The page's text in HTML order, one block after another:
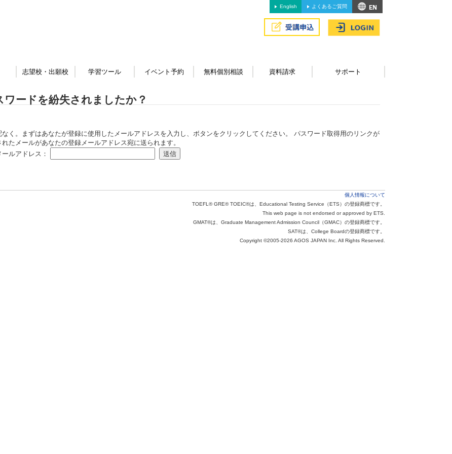
English よくあるご質問
志望校・出願校 学習ツール イベント予約 無料個別相談 資料請求 サポート
ワードを紛失されましたか？
なく。まずはあなたが登録に使用したメールアドレスを入力し、ボタンをクリックしてください。 パスワード取得用のリンクが
れたメールがあなたの登録メールアドレス宛に送られます。
ールアドレス：
個人情報について
TOEFL® GRE® TOEIC®は、Educational Testing Service（ETS）の登録商標です。
This web page is not endorsed or approved by ETS.
GMAT®は、Graduate Management Admission Council（GMAC）の登録商標です。
SAT®は、College Boardの登録商標です。
Copyright ©2005-2026 AGOS JAPAN Inc. All Rights Reserved.